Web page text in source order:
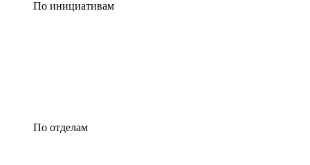
По инициативам
По отделам